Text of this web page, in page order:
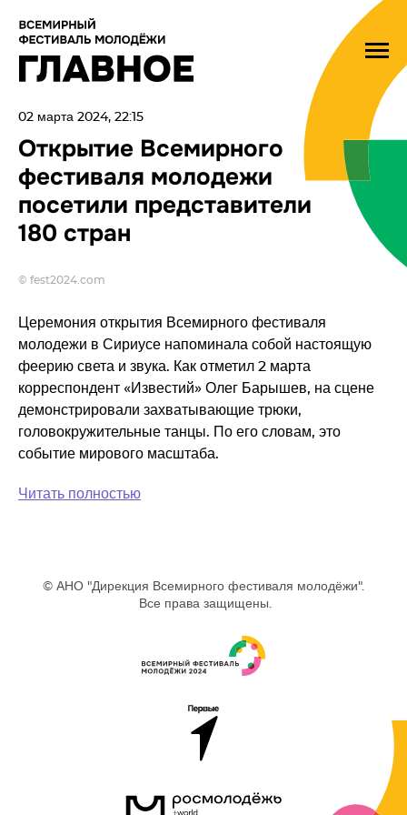
02 марта 2024, 22:15
Открытие Всемирного
фестиваля молодежи
посетили представители
180 стран
© fest2024.com
Церемония открытия Всемирного фестиваля
молодежи в Сириусе напоминала собой настоящую
феерию света и звука. Как отметил 2 марта
корреспондент «Известий» Олег Барышев, на сцене
демонстрировали захватывающие трюки,
головокружительные танцы. По его словам, это
событие мирового масштаба.
Читать полностью
© АНО "Дирекция Всемирного фестиваля молодёжи".
Все права защищены.